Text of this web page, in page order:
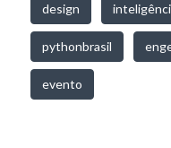
design
pythonbrasil
evento